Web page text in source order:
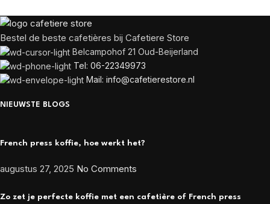
Bestel de beste cafetières bij Cafetiere Store
Belcampohof 21 Oud-Beijerland
Tel: 06-22349973
Mail: info@cafetierestore.nl
NIEUWSTE BLOGS
French press koffie, hoe werkt het?
augustus 27, 2025 No Comments
Zo zet je perfecte koffie met een cafetière of French press